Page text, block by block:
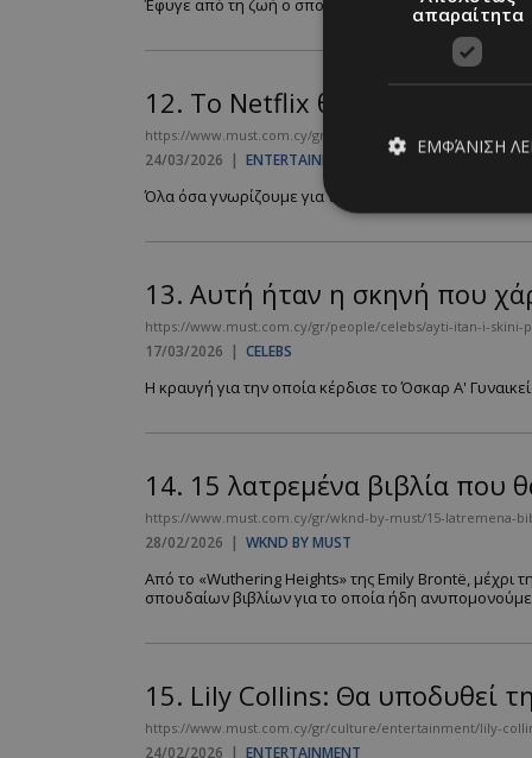
Έφυγε από τη ζωή ο σπουδαίος Κύπριος ζωγράφος,
12. Το Netflix θα κυκλοφορήσει
https://www.must.com.cy/gr/culture/entertainment/to-
24/03/2026 | ENTERTAINMENT
Όλα όσα γνωρίζουμε για την νέα σειρά που θα
13. Αυτή ήταν η σκηνή που
https://www.must.com.cy/gr/people/celebs/ayti-itan-i-skini-
17/03/2026 | CELEBS
Η κραυγή για την οποία κέρδισε το Όσκαρ Α'
14. 15 λατρεμένα βιβλία που
https://www.must.com.cy/gr/wknd-by-must/15-latremena-
28/02/2026 | WKND BY MUST
Από το «Wuthering Heights» της Emily Brontë, μέχρι
σπουδαίων βιβλίων για το οποία ήδη
15. Lily Collins: Θα υποδυθεί
https://www.must.com.cy/gr/culture/entertainment/lily-
24/02/2026 | ENTERTAINMENT
απαραίτητα
ΕΜΦΆΝΙΣΗ
Τα απολύτως
διαχείριση
__cf_bm